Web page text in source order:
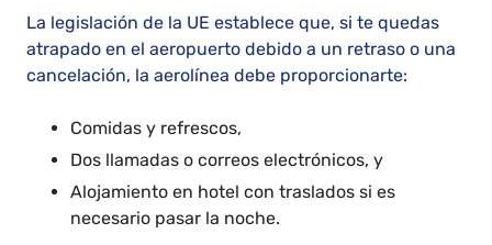
La legislación de la UE establece que, si te quedas
atrapado en el aeropuerto debido a un retraso o una
cancelación, la aerolínea debe proporcionarte:
Comidas y refrescos,
Dos llamadas o correos electrónicos, y
Alojamiento en hotel con traslados si es
necesario pasar la noche.